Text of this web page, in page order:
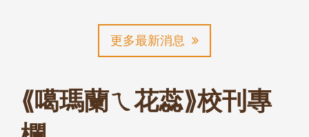
更多最新消息
⟪噶瑪蘭ㄟ花蕊⟫校刊專